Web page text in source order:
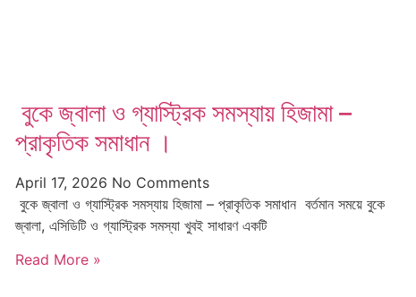
বুকে জ্বালা ও গ্যাস্ট্রিক সমস্যায় হিজামা –
প্রাকৃতিক সমাধান ।
April 17, 2026 No Comments
বুকে জ্বালা ও গ্যাস্ট্রিক সমস্যায় হিজামা – প্রাকৃতিক সমাধান বর্তমান সময়ে বুকে
জ্বালা, এসিডিটি ও গ্যাস্ট্রিক সমস্যা খুবই সাধারণ একটি
Read More »